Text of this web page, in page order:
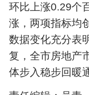
环比上涨0.29个
涨，两项指标均
数据变化充分表
复，全市房地产
体步入稳步回暖